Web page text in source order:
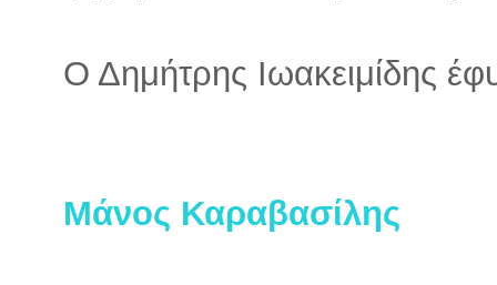
Ο Δημήτρης Ιωακειμίδης
Μάνος Καραβασίλης